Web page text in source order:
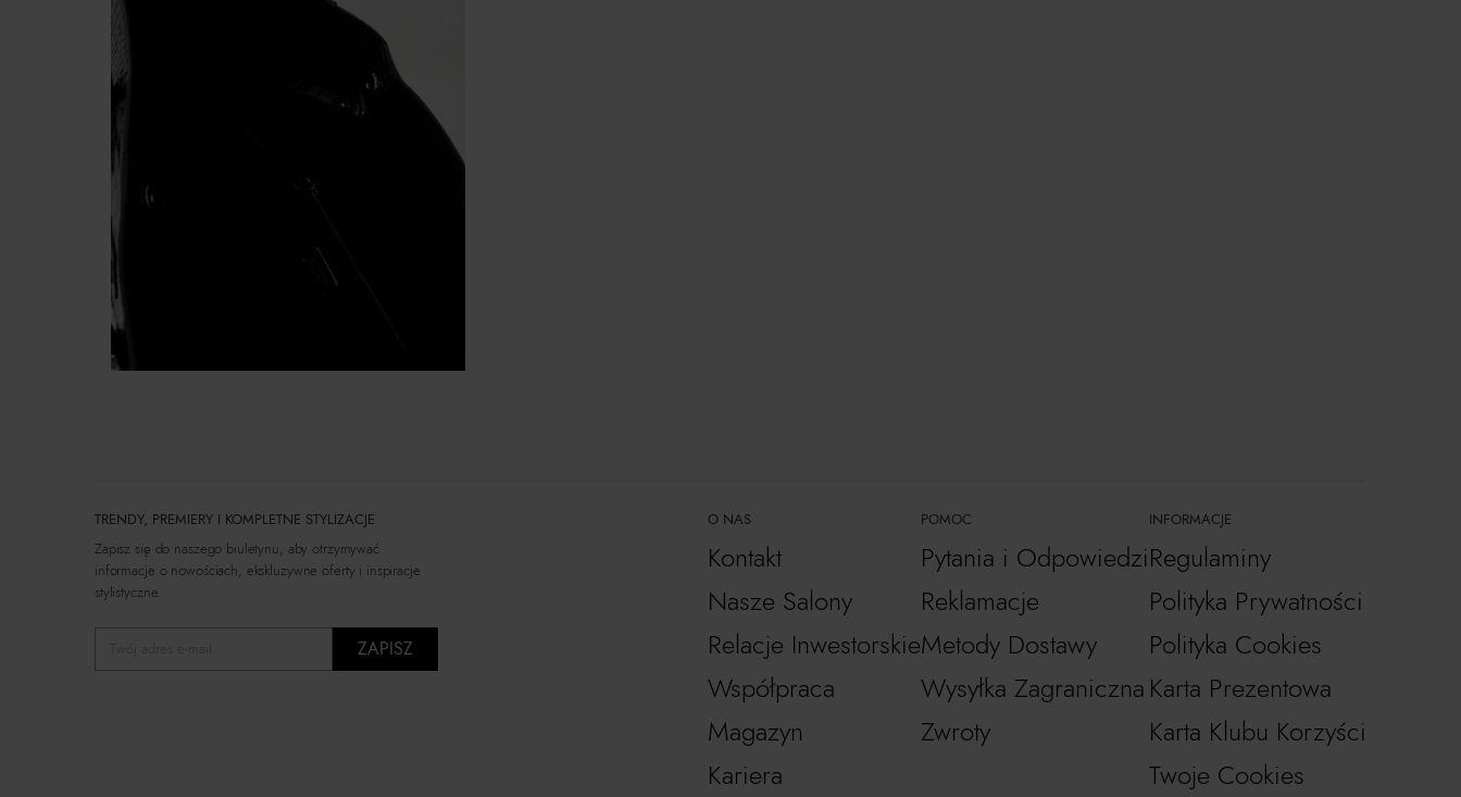
TRENDY, PREMIERY I KOMPLETNE STYLIZACJE
Zapisz się do naszego biuletynu, aby otrzymywać
informacje o nowościach, ekskluzywne oferty i inspiracje
stylistyczne.
ZAPISZ
O NAS
Kontakt
Nasze Salony
Relacje Inwestorskie
Współpraca
Magazyn
Kariera
POMOC
Pytania i Odpowiedzi
Reklamacje
Metody Dostawy
Wysyłka Zagraniczna
Zwroty
INFORMACJE
Regulaminy
Polityka Prywatności
Polityka Cookies
Karta Prezentowa
Karta Klubu Korzyści
Twoje Cookies